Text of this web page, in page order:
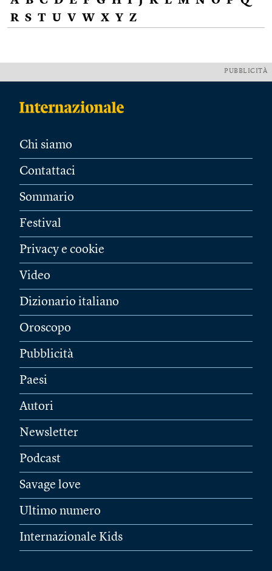
R S T U V W X Y Z
PUBBLICITÀ
Chi siamo
Contattaci
Sommario
Festival
Privacy e cookie
Video
Dizionario italiano
Oroscopo
Pubblicità
Paesi
Autori
Newsletter
Podcast
Savage love
Ultimo numero
Internazionale Kids